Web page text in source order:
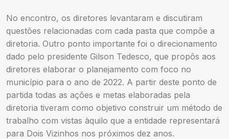
No encontro, os diretores levantaram e discutiram
questões relacionadas com cada pasta que compõe a
diretoria. Outro ponto importante foi o direcionamento
dado pelo presidente Gilson Tedesco, que propôs aos
diretores elaborar o planejamento com foco no
município para o ano de 2022. A partir deste ponto de
partida todas as ações e metas elaboradas pela
diretoria tiveram como objetivo construir um método de
trabalho com vistas àquilo que a entidade representará
para Dois Vizinhos nos próximos dez anos.